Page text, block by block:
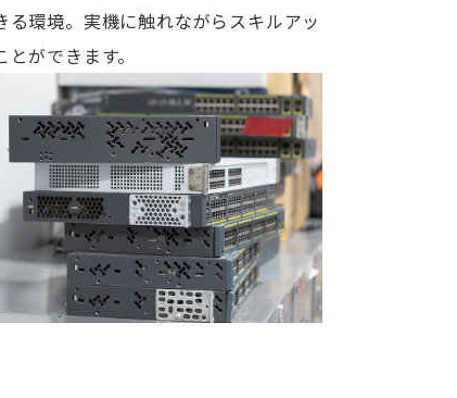
る環境。実機に触れながらスキルアッ
とができます。